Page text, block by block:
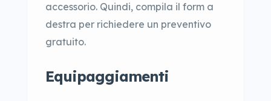
accessorio. Quindi, compila il form a
destra per richiedere un preventivo
gratuito.
Equipaggiamenti